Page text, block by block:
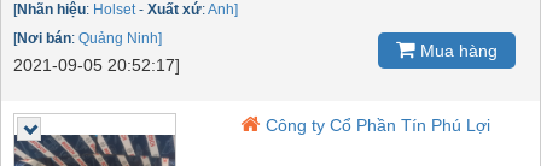
[Nhãn hiệu: Holset- Xuất xứ:Anh]
[Nơi bán: Quảng Ninh]
2021-09-05 20:52:17]
Mua hàng
Công ty Cổ Phần Tín Phú Lợi